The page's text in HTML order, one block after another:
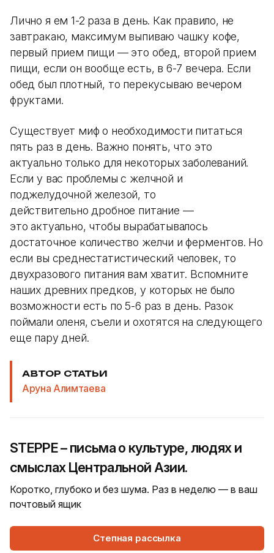
Лично я ем 1-2 раза в день. Как правило, не
завтракаю, максимум выпиваю чашку кофе,
первый прием пищи — это обед, второй прием
пищи, если он вообще есть, в 6-7 вечера. Если
обед был плотный, то перекусываю вечером
фруктами.
Существует миф о необходимости питаться
пять раз в день. Важно понять, что это
актуально только для некоторых заболеваний.
Если у вас проблемы с желчной и
поджелудочной железой, то
действительно дробное питание —
это актуально, чтобы вырабатывалось
достаточное количество желчи и ферментов. Но
если вы среднестатистический человек, то
двухразового питания вам хватит. Вспомните
наших древних предков, у которых не было
возможности есть по 5-6 раз в день. Разок
поймали оленя, съели и охотятся на следующего
еще пару дней.
АВТОР СТАТЬИ
Аруна Алимтаева
STEPPE – письма о культуре, людях и
смыслах Центральной Азии.
Коротко, глубоко и без шума. Раз в неделю — в ваш
почтовый ящик
Степная рассылка